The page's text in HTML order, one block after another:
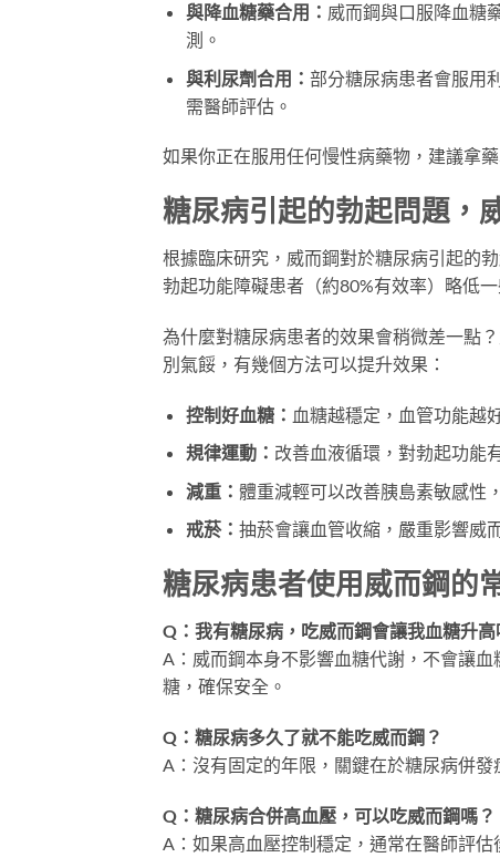
與降血糖藥合用： 威而鋼與口服降血糖
測。
與利尿劑合用： 部分糖尿病患者會服用
需醫師評估。
如果你正在服用任何慢性病藥物，建議拿
糖尿病引起的勃起問題，
根據臨床研究，威而鋼對於糖尿病引起的
勃起功能障礙患者（約80%有效率）略低
為什麼對糖尿病患者的效果會稍微差一點
別氣餒，有幾個方法可以提升效果：
控制好血糖： 血糖越穩定，血管功能越
規律運動： 改善血液循環，對勃起功能
減重： 體重減輕可以改善胰島素敏感性
戒菸： 抽菸會讓血管收縮，嚴重影響威
糖尿病患者使用威而鋼的
Q：我有糖尿病，吃威而鋼會讓我血糖升高
A：威而鋼本身不影響血糖代謝，不會讓
糖，確保安全。
Q：糖尿病多久了就不能吃威而鋼？
A：沒有固定的年限，關鍵在於糖尿病併
Q：糖尿病合併高血壓，可以吃威而鋼嗎？
A：如果高血壓控制穩定，通常在醫師評